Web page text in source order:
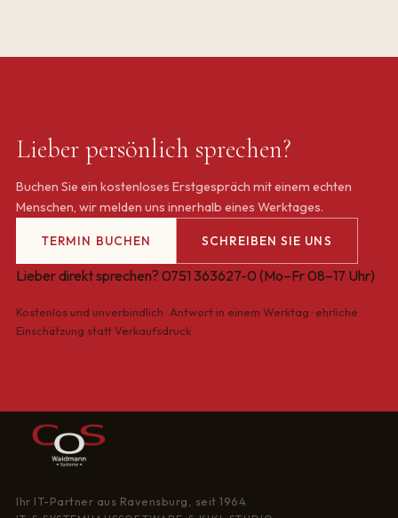
Lieber persönlich sprechen?
Buchen Sie ein kostenloses Erstgespräch mit einem echten
Menschen, wir melden uns innerhalb eines Werktages.
TERMIN BUCHEN SCHREIBEN SIE UNS
Lieber direkt sprechen? 0751 363627-0 (Mo–Fr 08–17 Uhr)
Kostenlos und unverbindlich · Antwort in einem Werktag · ehrliche
Einschätzung statt Verkaufsdruck
Ihr IT-Partner aus Ravensburg, seit 1964.